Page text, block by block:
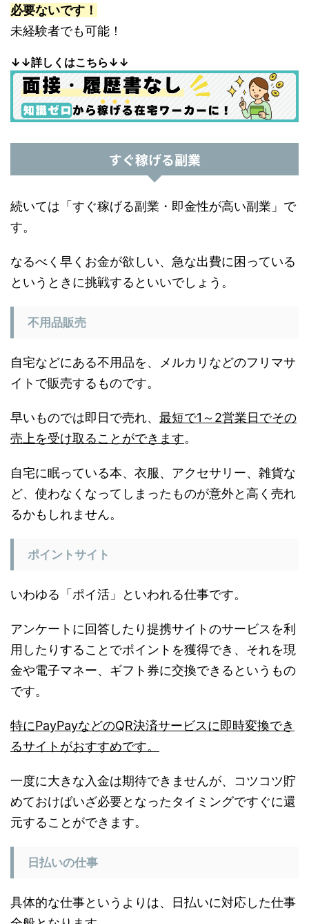
必要ないです！
未経験者でも可能！
↓↓詳しくはこちら↓↓
すぐ稼げる副業
続いては「すぐ稼げる副業・即金性が高い副業」で
す。
なるべく早くお金が欲しい、急な出費に困っている
というときに挑戦するといいでしょう。
不用品販売
自宅などにある不用品を、メルカリなどのフリマサ
イトで販売するものです。
早いものでは即日で売れ、 最短で1～2営業日でその
売上を受け取ることができます。
自宅に眠っている本、衣服、アクセサリー、雑貨な
ど、使わなくなってしまったものが意外と高く売れ
るかもしれません。
ポイントサイト
いわゆる「ポイ活」といわれる仕事です。
アンケートに回答したり提携サイトのサービスを利
用したりすることでポイントを獲得でき、それを現
金や電子マネー、ギフト券に交換できるというもの
です。
特にPayPayなどのQR決済サービスに即時変換でき
るサイトがおすすめです。
一度に大きな入金は期待できませんが、コツコツ貯
めておけばいざ必要となったタイミングですぐに還
元することができます。
日払いの仕事
具体的な仕事というよりは、日払いに対応した仕事